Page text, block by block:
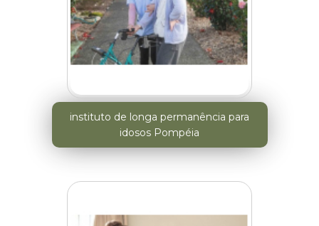
instituto de longa permanência para
idosos Pompéia